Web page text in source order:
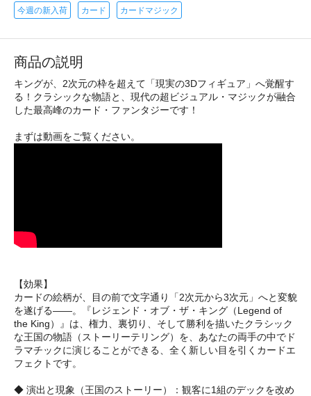
今週の新入荷 カード カードマジック
商品の説明
キングが、2次元の枠を超えて「現実の3Dフィギュア」へ覚醒す
る！クラシックな物語と、現代の超ビジュアル・マジックが融合
した最高峰のカード・ファンタジーです！
まずは動画をご覧ください。
【効果】
カードの絵柄が、目の前で文字通り「2次元から3次元」へと変貌
を遂げる――。『レジェンド・オブ・ザ・キング（Legend of
the King）』は、権力、裏切り、そして勝利を描いたクラシック
な王国の物語（ストーリーテリング）を、あなたの両手の中でド
ラマチックに演じることができる、全く新しい目を引くカードエ
フェクトです。
◆ 演出と現象（王国のストーリー）：観客に1組のデックを改め